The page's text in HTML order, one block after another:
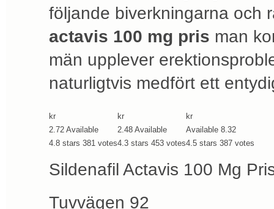
följande biverkningarna och
actavis 100 mg pris man
män upplever
naturligtvis medfört ett
kr
2.72 Available
4.8 stars 381 votes
kr
2.48 Available
4.3 stars 453 votes
kr
Available 8.32
4.5 stars 387 votes
Sildenafil Actavis 100 Mg
Tuvvägen 92